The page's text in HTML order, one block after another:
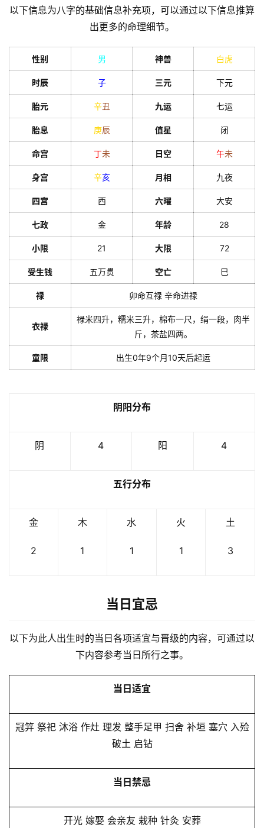
以下信息为八字的基础信息补充项，可以通过以下信息推算
出更多的命理细节。
性别 男 神兽 白虎
时辰 子 三元 下元
胎元 辛丑 九运 七运
胎息 庚辰 值星 闭
命宫 丁未 日空 午未
身宫 辛亥 月相 九夜
四宫 西 六曜 大安
七政 金 年龄 28
小限 21 大限 72
受生钱 五万贯 空亡 巳
禄 卯命互禄 辛命进禄
衣禄
禄米四升，糯米三升，棉布一尺，绢一段，肉半
斤，茶盐四两。
童限 出生0年9个月10天后起运
阴阳分布
阴 4 阳 4
五行分布
金
2
木
1
水
1
火
1
土
3
当日宜忌
以下为此人出生时的当日各项适宜与晋级的内容，可通过以
下内容参考当日所行之事。
当日适宜
冠笄 祭祀 沐浴 作灶 理发 整手足甲 扫舍 补垣 塞穴 入殓
破土 启钻
当日禁忌
开光 嫁娶 会亲友 栽种 针灸 安葬